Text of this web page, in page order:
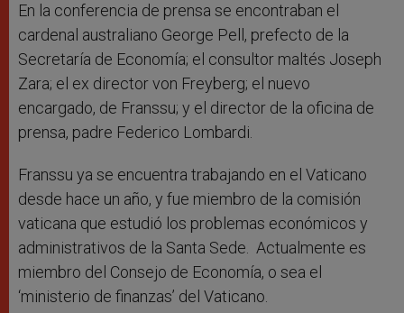
En la conferencia de prensa se encontraban el
cardenal australiano George Pell, prefecto de la
Secretaría de Economía; el consultor maltés Joseph
Zara; el ex director von Freyberg; el nuevo
encargado, de Franssu; y el director de la oficina de
prensa, padre Federico Lombardi.
Franssu ya se encuentra trabajando en el Vaticano
desde hace un año, y fue miembro de la comisión
vaticana que estudió los problemas económicos y
administrativos de la Santa Sede. Actualmente es
miembro del Consejo de Economía, o sea el
‘ministerio de finanzas’ del Vaticano.